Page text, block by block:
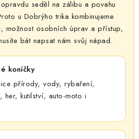
seděl na zálibu a povahu
u Dobrýho trika kombinujeme
možnost osobních úprav a přístup,
bát napsat nám svůj nápad.
koníčky
přírody, vody, rybaření,
her, kutilství, auto-moto i